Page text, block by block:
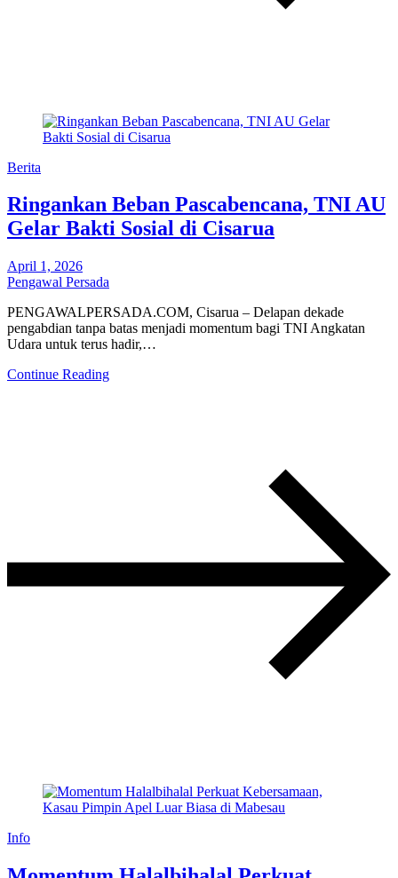
Berita
Ringankan Beban Pascabencana, TNI AU
Gelar Bakti Sosial di Cisarua
April 1, 2026
Pengawal Persada
PENGAWALPERSADA.COM, Cisarua – Delapan dekade
pengabdian tanpa batas menjadi momentum bagi TNI Angkatan
Udara untuk terus hadir,…
Continue Reading
Info